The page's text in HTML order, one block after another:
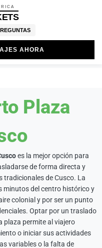
AHORA
Plaza
es la mejor opción para
de forma directa y
tradicionales de Cusco. La
minutos del centro histórico y
colonial y por ser un punto
Optar por un traslado
plaza permite al viajero
o iniciar sus actividades
variables o la falta de